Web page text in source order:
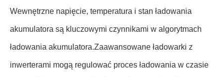
Wewnętrzne napięcie, temperatura i stan ładowania
akumulatora są kluczowymi czynnikami w algorytmach
ładowania akumulatora.Zaawansowane ładowarki z
inwerterami mogą regulować proces ładowania w czasie